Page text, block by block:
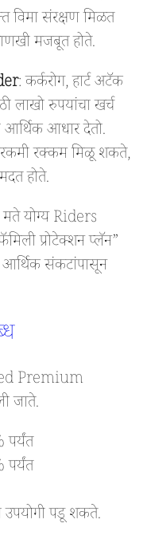
विमा संरक्षण मिळत
मजबूत होते.
: कर्करोग, हार्ट अटॅक
लाखो रुपयांचा खर्च
आधार देतो.
रक्कम मिळू शकते,
होते.
योग्य Riders
प्रोटेक्शन प्लॅन”
संकटांपासून
Premium
जाते.
उपयोगी पडू शकते.